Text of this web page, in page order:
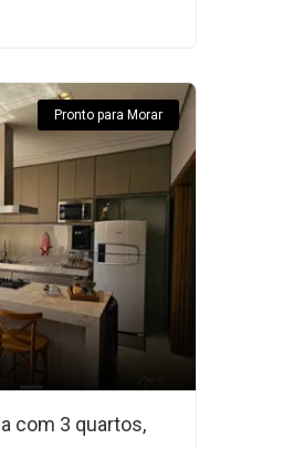
Pronto para Morar
com 3 quartos,